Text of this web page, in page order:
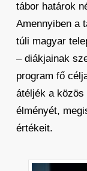
tábor határok
Amennyiben a
túli magyar
– diákjainak
program fő
átéljék a közös
élményét,
értékeit.